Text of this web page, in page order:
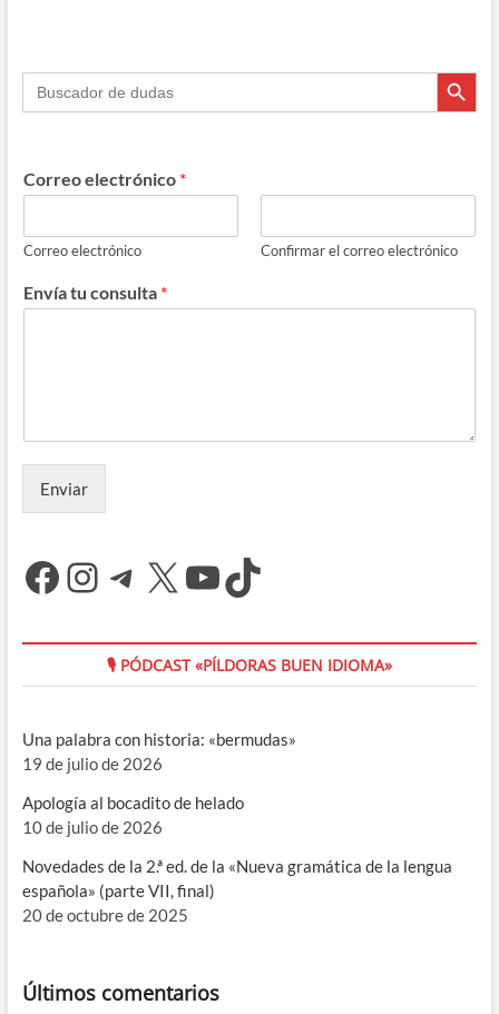
Buscar: Botón de
Correo electrónico *
Correo electrónico Confirmar el correo electrónico
Envía tu consulta *
Enviar
Facebook
Instagram
Telegram
X YouTube
TikTok
🎙 PÓDCAST «PÍLDORAS BUEN IDIOMA»
Una palabra con historia: «bermudas»
19 de julio de 2026
Apología al bocadito de helado
10 de julio de 2026
Novedades de la 2.ª ed. de la «Nueva gramática de la lengua
española» (parte VII, final)
20 de octubre de 2025
Últimos comentarios